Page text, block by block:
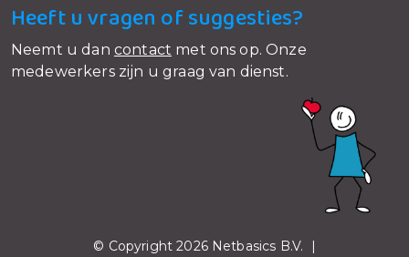
Heeft u vragen of suggesties?
Neemt u dan contact met ons op. Onze
medewerkers zijn u graag van dienst.
© Copyright 2026 Netbasics B.V. |